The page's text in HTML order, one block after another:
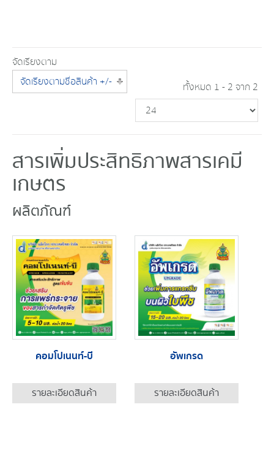
จัดเรียงตาม
จัดเรียงตามชื่อสินค้า +/-
ทั้งหมด 1 - 2 จาก 2
สารเพิ่มประสิทธิภาพสารเคมี
เกษตร
ผลิตภัณฑ์
คอมโปเนนท์-บี
รายละเอียดสินค้า
อัพเกรด
รายละเอียดสินค้า